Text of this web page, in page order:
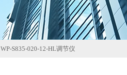
WP-S835-020-12-HL调节仪